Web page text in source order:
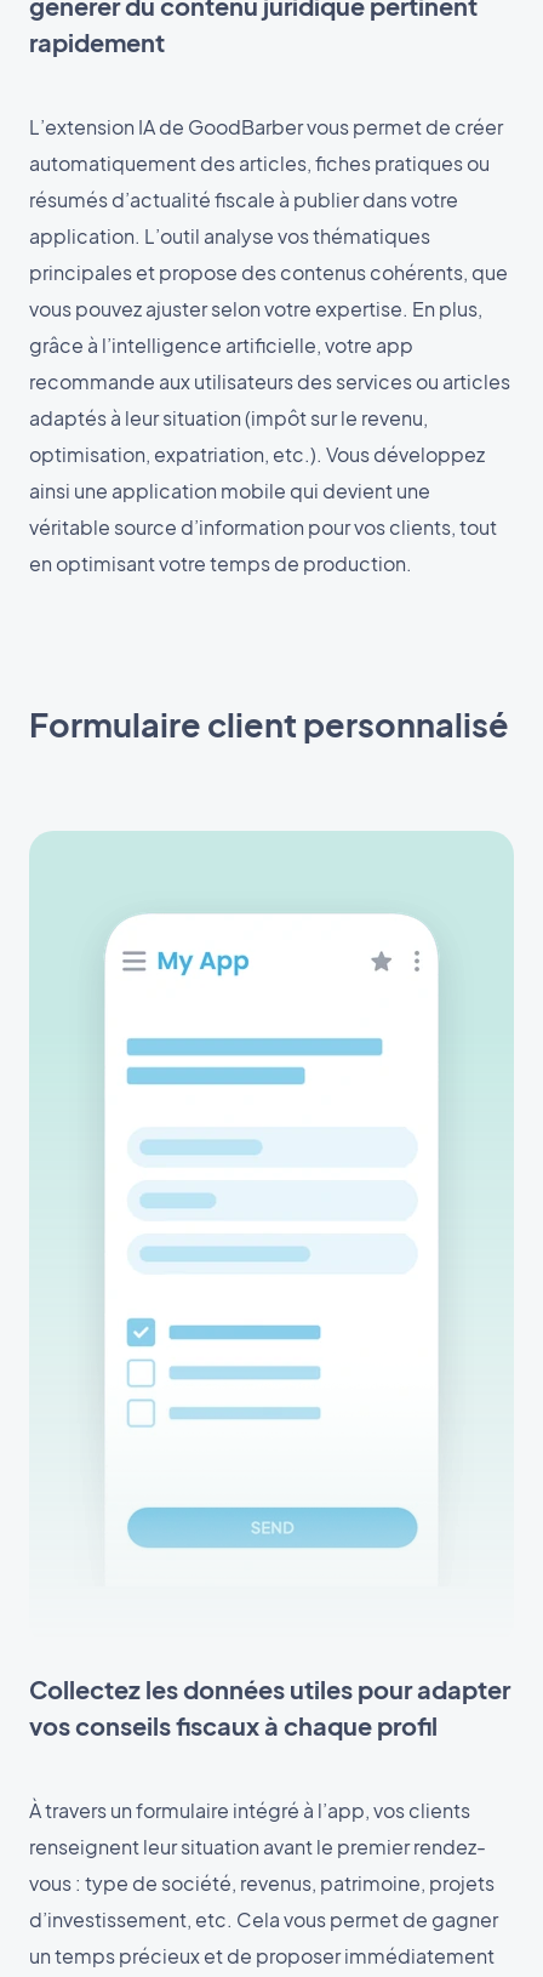
rapidement
L’extension IA de GoodBarber vous permet de créer
automatiquement des articles, fiches pratiques ou
résumés d’actualité fiscale à publier dans votre
application. L’outil analyse vos thématiques
principales et propose des contenus cohérents, que
vous pouvez ajuster selon votre expertise. En plus,
grâce à l’intelligence artificielle, votre app
recommande aux utilisateurs des services ou articles
adaptés à leur situation (impôt sur le revenu,
optimisation, expatriation, etc.). Vous développez
ainsi une application mobile qui devient une
véritable source d’information pour vos clients, tout
en optimisant votre temps de production.
Formulaire client personnalisé
Collectez les données utiles pour adapter
vos conseils fiscaux à chaque profil
À travers un formulaire intégré à l’app, vos clients
renseignent leur situation avant le premier rendez-
vous : type de société, revenus, patrimoine, projets
d’investissement, etc. Cela vous permet de gagner
un temps précieux et de proposer immédiatement